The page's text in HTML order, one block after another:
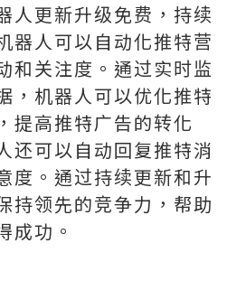
人更新升级免费，持续
器人可以自动化推特营
和关注度。通过实时监
，机器人可以优化推特
提高推特广告的转化
还可以自动回复推特消
度。通过持续更新和升
持领先的竞争力，帮助
成功。